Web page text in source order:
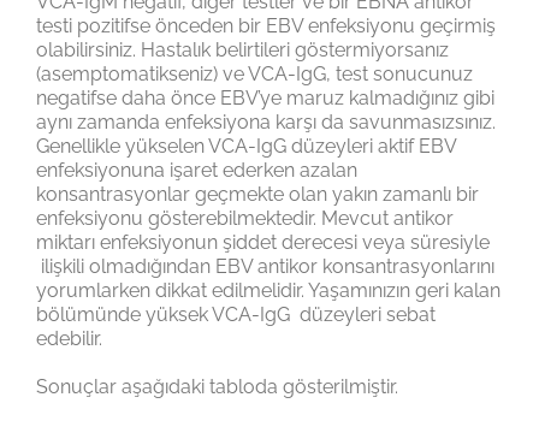
testi pozitifse önceden bir EBV enfeksiyonu geçirmiş
olabilirsiniz. Hastalık belirtileri göstermiyorsanız
(asemptomatikseniz) ve VCA-IgG, test sonucunuz
negatifse daha önce EBV’ye maruz kalmadığınız gibi
aynı zamanda enfeksiyona karşı da savunmasızsınız.
Genellikle yükselen VCA-IgG düzeyleri aktif EBV
enfeksiyonuna işaret ederken azalan
konsantrasyonlar geçmekte olan yakın zamanlı bir
enfeksiyonu gösterebilmektedir. Mevcut antikor
miktarı enfeksiyonun şiddet derecesi veya süresiyle
ilişkili olmadığından EBV antikor konsantrasyonlarını
yorumlarken dikkat edilmelidir. Yaşamınızın geri kalan
bölümünde yüksek VCA-IgG düzeyleri sebat
edebilir.
Sonuçlar aşağıdaki tabloda gösterilmiştir.